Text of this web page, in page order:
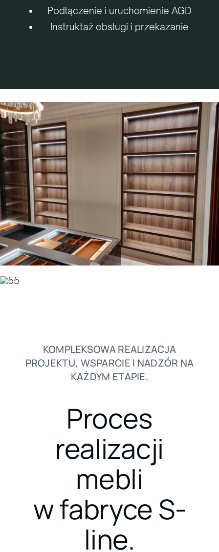
Podłączenie i uruchomienie AGD
Instruktaż obsługi i przekazanie
KOMPLEKSOWA REALIZACJA
PROJEKTU, WSPARCIE I NADZÓR NA
KAŻDYM ETAPIE.
Proces
realizacji
mebli
w fabryce S-
line.